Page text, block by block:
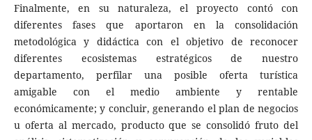
Finalmente, en su naturaleza, el proyecto contó con
diferentes fases que aportaron en la consolidación
metodológica y didáctica con el objetivo de reconocer
diferentes ecosistemas estratégicos de nuestro
departamento, perfilar una posible oferta turística
amigable con el medio ambiente y rentable
económicamente; y concluir, generando el plan de negocios
u oferta al mercado, producto que se consolidó fruto del